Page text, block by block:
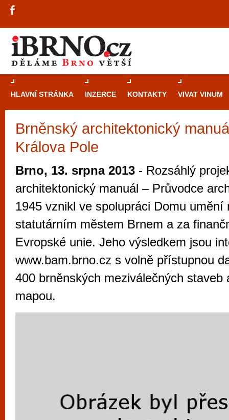
HLAVNÍ STRÁNKA INZERCE KONTAKTY VIVAT VINUM
Brněnský architektonický
Králova Pole
Brno, 13. srpna 2013 - Rozsáhlý
architektonický manuál – Průvodce
1945 vznikl ve spolupráci Domu umění
statutárním městem Brnem a za
Evropské unie. Jeho výsledkem jsou
www.bam.brno.cz s volně přístupnou
400 brněnských meziválečných staveb
mapou.
Průvodce
Brno je
zajímavé
restaurace,
Mimo jiné je ale také místem, kde si
vyzkoušet různé kasinové hry. V
metropoli naleznete širokou nabídku her
po moderní automaty jak pro pravidelné
příležitostné hráče. V...